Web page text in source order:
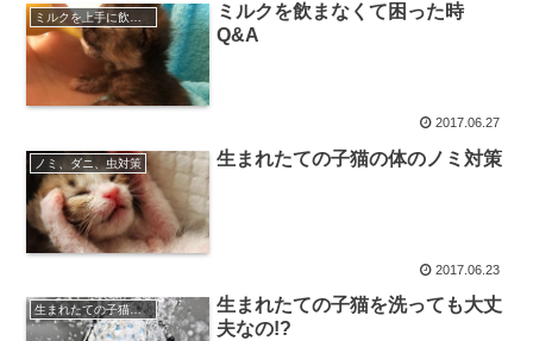
ミルクを飲まなくて困った時
Q&A
2017.06.27
ノミ、ダニ、虫対策 生まれたての子猫の体のノミ対策
2017.06.23
生まれたての子猫を洗う
生まれたての子猫を洗っても大丈
夫なの!?